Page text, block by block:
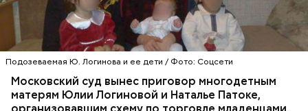
Подозеваемая Ю. Логинова и ее дети / Фото: Соцсети
Московский суд вынес приговор многодетным
матерям Юлии Логиновой и Наталье Патоке,
Впервые о своем счастливом опыте материнства
Юлия Логинова рассказала еще в 2009 году: в
газете «Новокосино» появилась ее колонка под
заголовком «Чужих детей не бывает», в которой
жительница столичного района Новокосино
статье женщину представляют как многодетную
мать.
ПРОИСШЕСТВИЯ
РАЙОН НОВОКОСИНО
СЛЕДСТВЕННЫЙ КОМИТЕТ
ТОРГОВЛЯ ЛЮДЬМИ
МОСКВА